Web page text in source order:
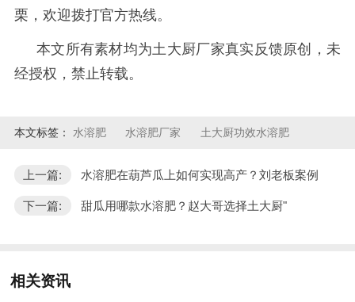
栗，欢迎拨打官方热线。
本文所有素材均为土大厨厂家真实反馈原创，未
经授权，禁止转载。
本文标签： 水溶肥 水溶肥厂家 土大厨功效水溶肥
上一篇: 水溶肥在葫芦瓜上如何实现高产？刘老板案例
下一篇: 甜瓜用哪款水溶肥？赵大哥选择土大厨"
相关资讯